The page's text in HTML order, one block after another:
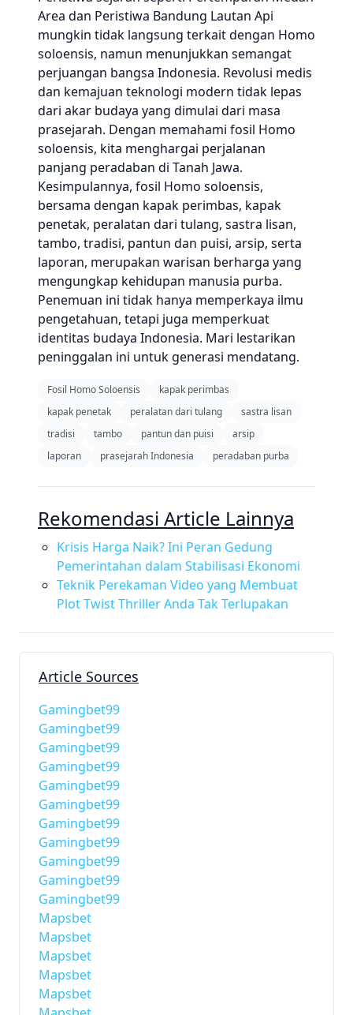
Area dan Peristiwa Bandung Lautan Api
mungkin tidak langsung terkait dengan Homo
soloensis, namun menunjukkan semangat
perjuangan bangsa Indonesia. Revolusi medis
dan kemajuan teknologi modern tidak lepas
dari akar budaya yang dimulai dari masa
prasejarah. Dengan memahami fosil Homo
soloensis, kita menghargai perjalanan
panjang peradaban di Tanah Jawa.
Kesimpulannya, fosil Homo soloensis,
bersama dengan kapak perimbas, kapak
penetak, peralatan dari tulang, sastra lisan,
tambo, tradisi, pantun dan puisi, arsip, serta
laporan, merupakan warisan berharga yang
mengungkap kehidupan manusia purba.
Penemuan ini tidak hanya memperkaya ilmu
pengetahuan, tetapi juga memperkuat
identitas budaya Indonesia. Mari lestarikan
peninggalan ini untuk generasi mendatang.
Fosil Homo Soloensis
kapak perimbas
kapak penetak
peralatan dari tulang
sastra lisan
tradisi
tambo pantun dan puisi
arsip
laporan
prasejarah Indonesia peradaban purba
Rekomendasi Article Lainnya
Krisis Harga Naik? Ini Peran Gedung
Pemerintahan dalam Stabilisasi Ekonomi
Teknik Perekaman Video yang Membuat
Plot Twist Thriller Anda Tak Terlupakan
Article Sources
Gamingbet99
Gamingbet99
Gamingbet99
Gamingbet99
Gamingbet99
Gamingbet99
Gamingbet99
Gamingbet99
Gamingbet99
Gamingbet99
Gamingbet99
Mapsbet
Mapsbet
Mapsbet
Mapsbet
Mapsbet